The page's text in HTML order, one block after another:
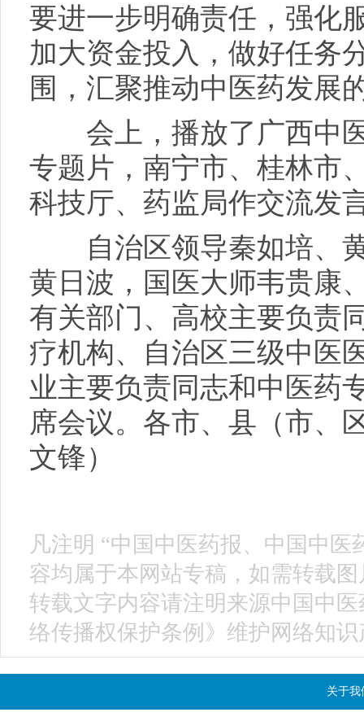
要进一步明确责任，强化
加大资金投入，做好任务
围，汇聚推动中医药发展
会上，播放了广西中医
专题片，南宁市、桂林市
科技厅、药监局作交流发
自治区领导秦如培、黄
黄日波，国医大师韦贵康
有关部门、高校主要负责
疗机构、自治区三级中医
业主要负责同志和中医药
席会议。各市、县（市、
文锋）
凡注明 “中国中医药报、中国中
容均属于本网站专稿，如需转载
转载文字内容请注明来源中国中
络传播权保护条例》维护网络知